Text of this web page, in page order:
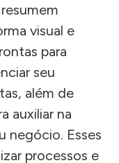
visual e
para
seu
além de
auxiliar na
negócio. Esses
processos e